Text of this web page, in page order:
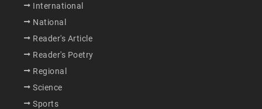
International
National
Reader's Article
Reader's Poetry
Regional
Science
Sports